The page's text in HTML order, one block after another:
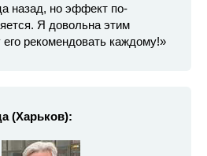
назад, но эффект по-
Я довольна этим
рекомендовать каждому!»
(Харьков):